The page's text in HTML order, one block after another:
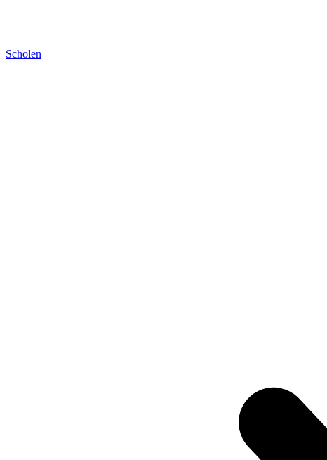
Scholen